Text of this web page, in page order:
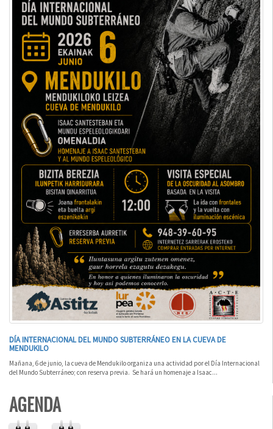
DÍA INTERNACIONAL DEL MUNDO SUBTERRÁNEO EN LA CUEVA DE
MENDUKILO
Mañana, 6 de junio, la cueva de Mendukilo organiza una actividad por el Día Internacional
del Mundo Subterráneo; con reserva previa. Se hará un homenaje a Isaac...
AGENDA